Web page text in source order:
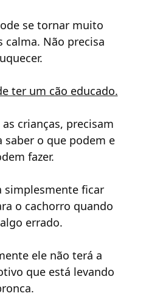
se tornar muito
calma. Não precisa
ter um cão educado.
crianças, precisam
saber o que podem e
fazer.
simplesmente ficar
o cachorro quando
errado.
ele não terá a
que está levando